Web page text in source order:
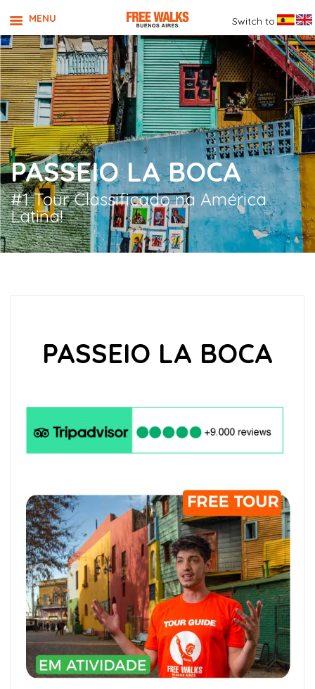
PASSEIO LA BOCA
#1 Tour Classificado na América
Latina!
PASSEIO LA BOCA
MENU Switch to